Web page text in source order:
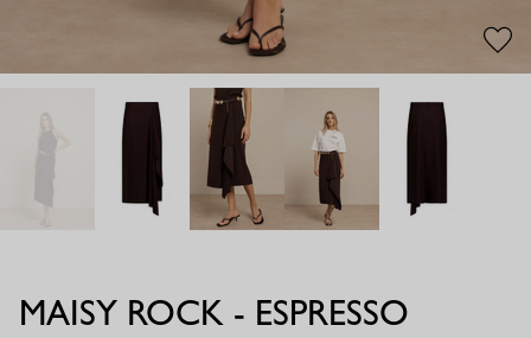
MAISY ROCK - ESPRESSO